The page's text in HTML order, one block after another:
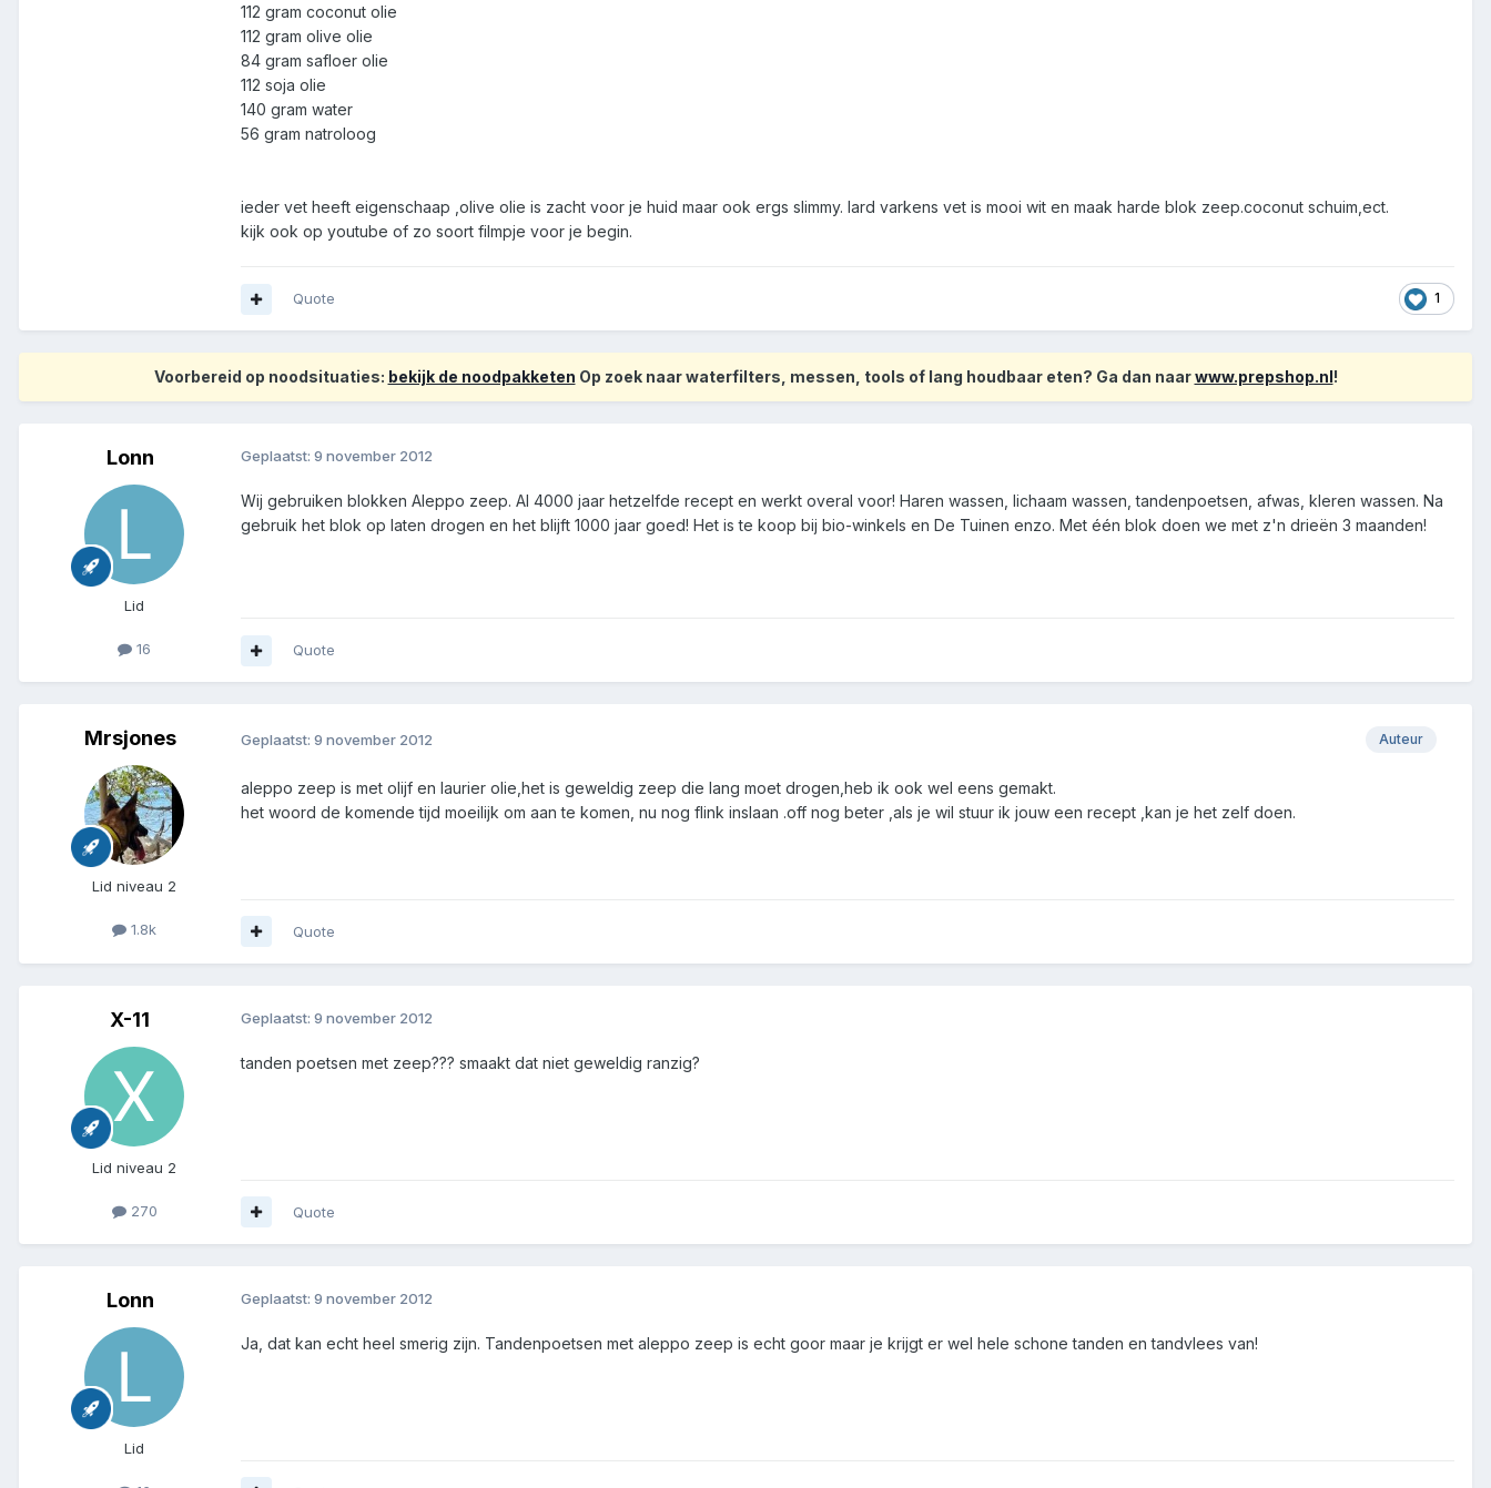
112 gram coconut olie
112 gram olive olie
84 gram safloer olie
112 soja olie
140 gram water
56 gram natroloog
ieder vet heeft eigenschaap ,olive olie is zacht voor je huid maar ook ergs slimmy. lard varkens vet is mooi wit en maak harde blok zeep.coconut schuim,ect.
kijk ook op youtube of zo soort filmpje voor je begin.
1
Quote
Voorbereid op noodsituaties: bekijk de noodpakketen Op zoek naar waterfilters, messen, tools of lang houdbaar eten? Ga dan naarwww.prepshop.nl!
Lonn
Lid
16
Geplaatst: 9 november 2012
Wij gebruiken blokken Aleppo zeep. Al 4000 jaar hetzelfde recept en werkt overal voor! Haren wassen, lichaam wassen, tandenpoetsen, afwas, kleren wassen. Na
gebruik het blok op laten drogen en het blijft 1000 jaar goed! Het is te koop bij bio-winkels en De Tuinen enzo. Met één blok doen we met z'n drieën 3 maanden!
Quote
Mrsjones
Lid niveau 2
1.8k
Auteur
Geplaatst: 9 november 2012
aleppo zeep is met olijf en laurier olie,het is geweldig zeep die lang moet drogen,heb ik ook wel eens gemakt.
het woord de komende tijd moeilijk om aan te komen, nu nog flink inslaan .off nog beter ,als je wil stuur ik jouw een recept ,kan je het zelf doen.
Quote
X-11
Lid niveau 2
270
Geplaatst: 9 november 2012
tanden poetsen met zeep??? smaakt dat niet geweldig ranzig?
Quote
Lonn
Lid
Geplaatst: 9 november 2012
Ja, dat kan echt heel smerig zijn. Tandenpoetsen met aleppo zeep is echt goor maar je krijgt er wel hele schone tanden en tandvlees van!